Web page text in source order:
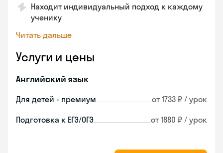
Находит индивидуальный подход к каждому
ученику
Читать дальше
Услуги и цены
Английский язык
Для детей - премиум от 1733 ₽ / урок
Подготовка к ЕГЭ/ОГЭ от 1880 ₽ / урок